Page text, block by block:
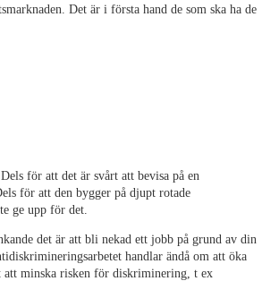
Det är i första hand de som ska ha de
för att det är svårt att bevisa på en
för att den bygger på djupt rotade
ge upp för det.
det är att bli nekad ett jobb på grund av din
handlar ändå om att öka
att minska risken för diskriminering, t ex